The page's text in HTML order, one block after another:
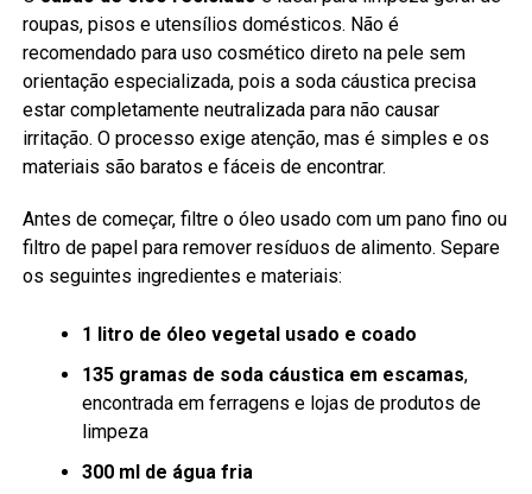
roupas, pisos e utensílios domésticos. Não é
recomendado para uso cosmético direto na pele sem
orientação especializada, pois a soda cáustica precisa
estar completamente neutralizada para não causar
irritação. O processo exige atenção, mas é simples e os
materiais são baratos e fáceis de encontrar.
Antes de começar, filtre o óleo usado com um pano fino ou
filtro de papel para remover resíduos de alimento. Separe
os seguintes ingredientes e materiais:
1 litro de óleo vegetal usado e coado
135 gramas de soda cáustica em escamas,
encontrada em ferragens e lojas de produtos de
limpeza
300 ml de água fria